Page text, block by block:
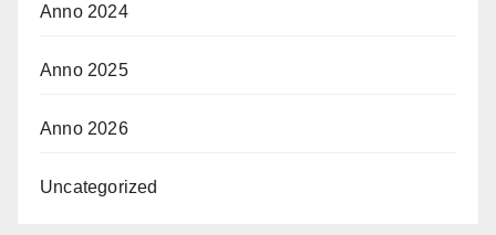
Anno 2024
Anno 2025
Anno 2026
Uncategorized